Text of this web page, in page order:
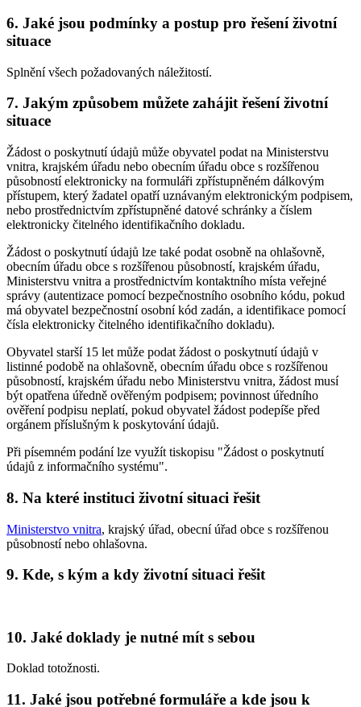
6. Jaké jsou podmínky a postup pro řešení životní
situace
Splnění všech požadovaných náležitostí.
7. Jakým způsobem můžete zahájit řešení životní
situace
Žádost o poskytnutí údajů může obyvatel podat na Ministerstvu
vnitra, krajském úřadu nebo obecním úřadu obce s rozšířenou
působností elektronicky na formuláři zpřístupněném dálkovým
přístupem, který žadatel opatří uznávaným elektronickým podpisem,
nebo prostřednictvím zpřístupněné datové schránky a číslem
elektronicky čitelného identifikačního dokladu.
Žádost o poskytnutí údajů lze také podat osobně na ohlašovně,
obecním úřadu obce s rozšířenou působností, krajském úřadu,
Ministerstvu vnitra a prostřednictvím kontaktního místa veřejné
správy (autentizace pomocí bezpečnostního osobního kódu, pokud
má obyvatel bezpečnostní osobní kód zadán, a identifikace pomocí
čísla elektronicky čitelného identifikačního dokladu).
Obyvatel starší 15 let může podat žádost o poskytnutí údajů v
listinné podobě na ohlašovně, obecním úřadu obce s rozšířenou
působností, krajském úřadu nebo Ministerstvu vnitra, žádost musí
být opatřena úředně ověřeným podpisem; povinnost úředního
ověření podpisu neplatí, pokud obyvatel žádost podepíše před
orgánem příslušným k poskytování údajů.
Při písemném podání lze využít tiskopisu "Žádost o poskytnutí
údajů z informačního systému".
8. Na které instituci životní situaci řešit
Ministerstvo vnitra, krajský úřad, obecní úřad obce s rozšířenou
působností nebo ohlašovna.
9. Kde, s kým a kdy životní situaci řešit
10. Jaké doklady je nutné mít s sebou
Doklad totožnosti.
11. Jaké jsou potřebné formuláře a kde jsou k